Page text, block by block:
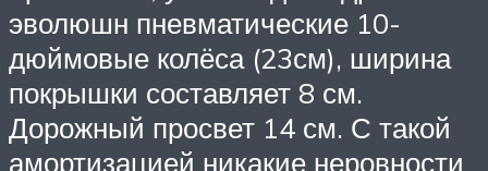
эволюшн пневматические 10-
дюймовые колёса (23см), ширина
покрышки составляет 8 см.
Дорожный просвет 14 см. С такой
амортизацией никакие неровности